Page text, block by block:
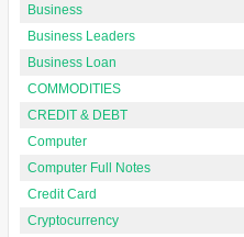
Business
Business Leaders
Business Loan
COMMODITIES
CREDIT & DEBT
Computer
Computer Full Notes
Credit Card
Cryptocurrency